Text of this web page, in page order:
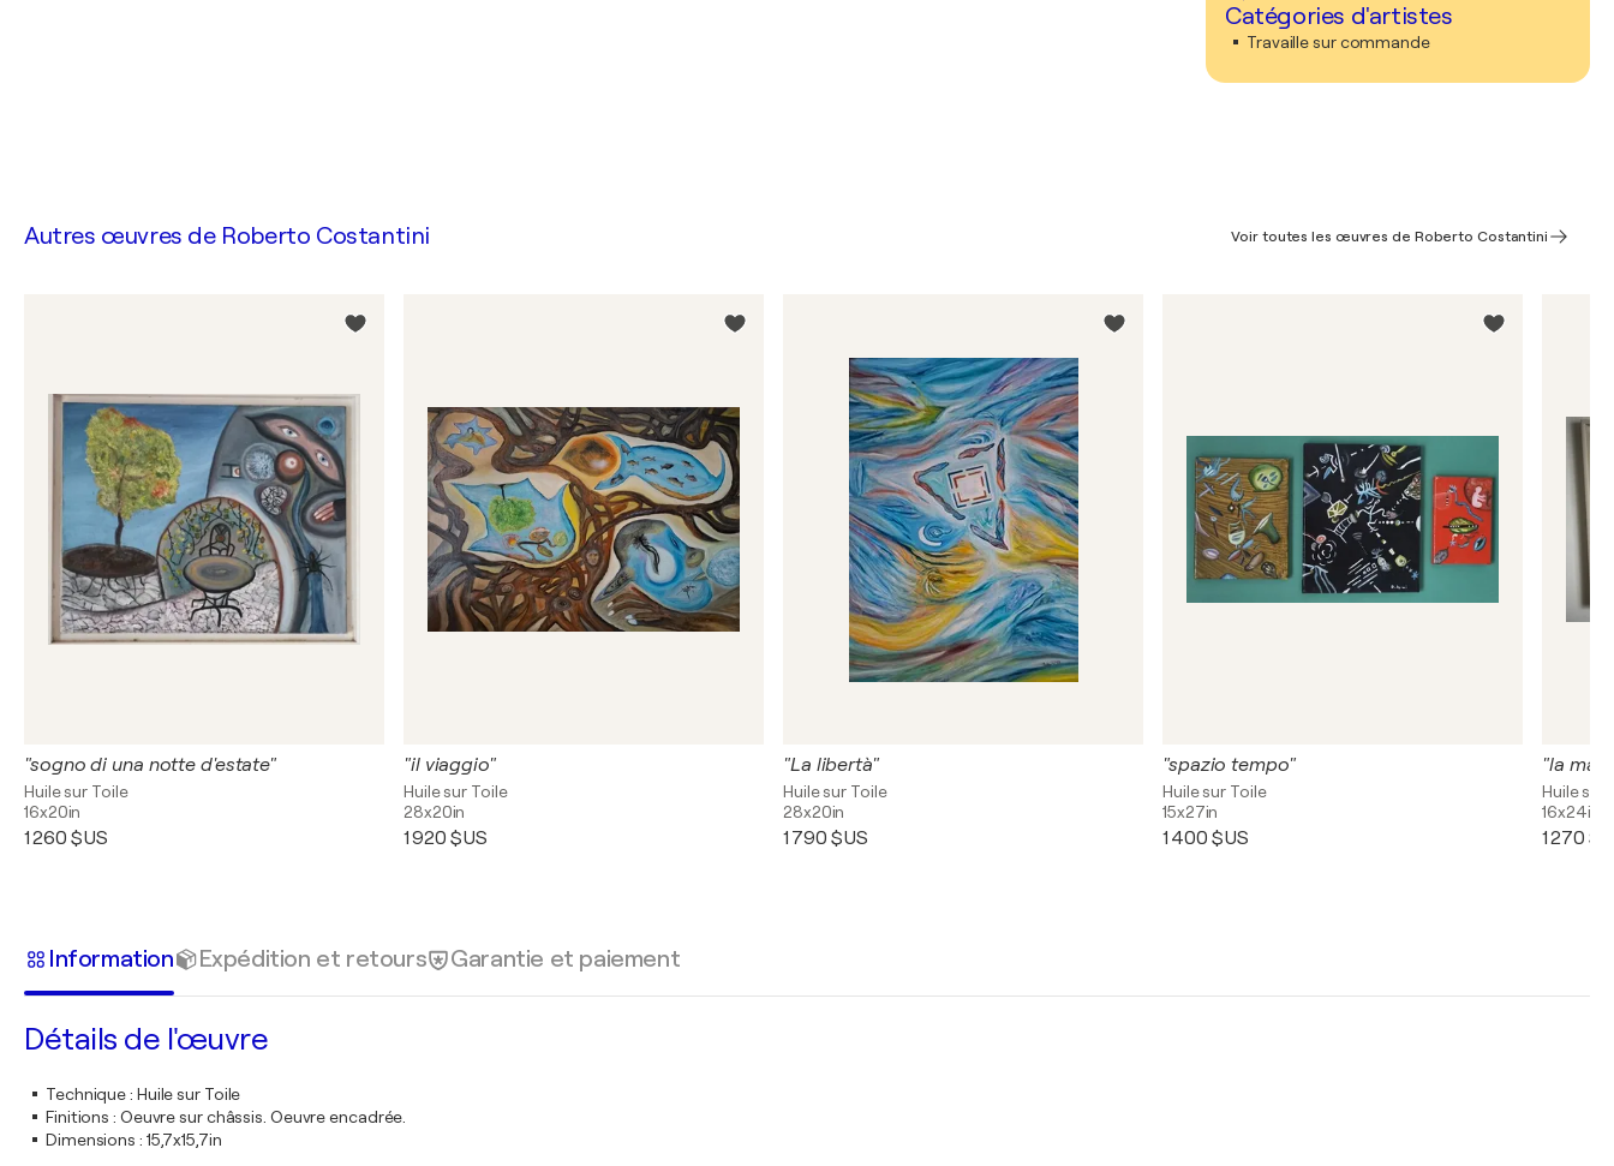
Catégories d'artistes
Travaille sur commande
Autres œuvres de Roberto Costantini Voir toutes les œuvres de Roberto Costantini
"sogno di una notte d'estate"
Huile sur Toile
16x20in
1 260 $US
"il viaggio"
Huile sur Toile
28x20in
1 920 $US
"La libertà"
Huile sur Toile
28x20in
1 790 $US
"spazio tempo"
Huile sur Toile
15x27in
1 400 $US
"la
Huile sur
16x24in
1 270
Information Expédition et retours Garantie et paiement
Détails de l'œuvre
Technique: Huile sur Toile
Finitions : Oeuvre sur châssis. Oeuvre encadrée.
Dimensions : 15,7x15,7in